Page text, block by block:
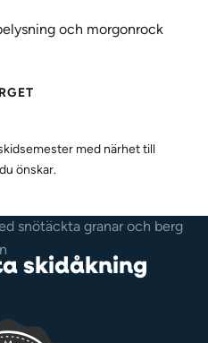
med närhet till
önskar.
skidåkning